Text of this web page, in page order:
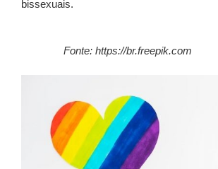
bissexuais.
Fonte: https://br.freepik.com